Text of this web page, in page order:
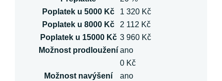
Poplatek u 5000 Kč
1 320 Kč
Poplatek u 8000 Kč
2 112 Kč
Poplatek u 15000 Kč 3 960 Kč
Možnost prodloužení ano
0 Kč
Možnost navýšení
ano